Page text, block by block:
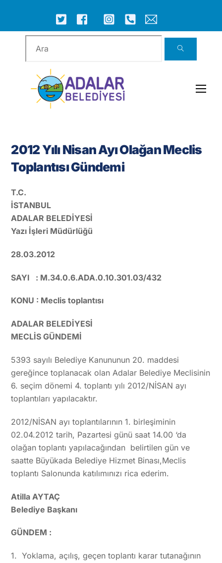
content
ICON
LABEL
ICON
LABEL
ICON
ICON
LABEL
ICON
LABEL
ICON
LABEL
2012 Yılı Nisan Ayı Olağan Meclis
Toplantısı Gündemi
T.C.
İSTANBUL
ADALAR BELEDİYESİ
Yazı İşleri Müdürlüğü
28.03.2012
SAYI : M.34.0.6.ADA.0.10.301.03/432
KONU : Meclis toplantısı
ADALAR BELEDİYESİ
MECLİS GÜNDEMİ
5393 sayılı Belediye Kanununun 20. maddesi
gereğince toplanacak olan Adalar Belediye Meclisinin
6. seçim dönemi 4. toplantı yılı 2012/NİSAN ayı
toplantıları yapılacaktır.
2012/NİSAN ayı toplantılarının 1. birleşiminin
02.04.2012 tarih, Pazartesi günü saat 14.00 ‘da
olağan toplantı yapılacağından belirtilen gün ve
saatte Büyükada Belediye Hizmet Binası,Meclis
toplantı Salonunda katılımınızı rica ederim.
Atilla AYTAÇ
Belediye Başkanı
GÜNDEM :
1. Yoklama, açılış, geçen toplantı karar tutanağının